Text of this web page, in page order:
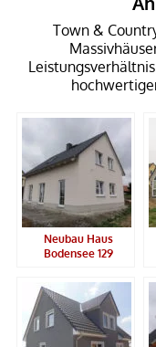
Town &
Neubau Haus
Bodensee 129